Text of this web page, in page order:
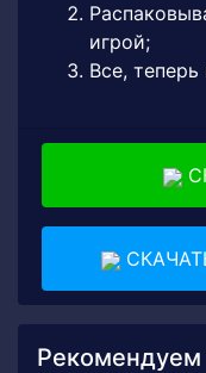
игрой;
Все,
Рекомендуем